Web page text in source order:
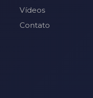
Vídeos
Contato